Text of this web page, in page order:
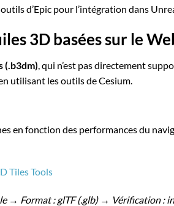
d’Epic pour l’intégration dans
3D basées sur le
(.b3dm) , qui n’est pas directement
utilisant les outils de Cesium.
en fonction des performances du
Tiles Tools
→ Format : glTF (.glb) → Vérification :